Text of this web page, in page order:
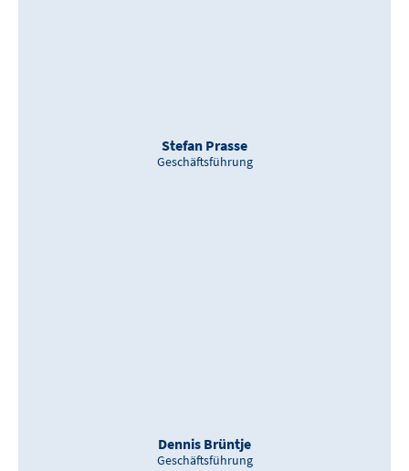
Stefan Prasse
Geschäftsführung
Dennis Brüntje
Geschäftsführung